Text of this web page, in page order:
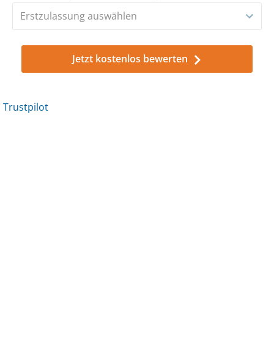
Erstzulassung auswählen
Jetzt kostenlos bewerten
Trustpilot
Trustpilot